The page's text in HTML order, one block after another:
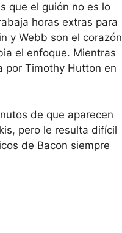
que el guión no es lo
horas extras para
y Webb son el corazón
el enfoque. Mientras
por Timothy Hutton en
de que aparecen
pero le resulta difícil
de Bacon siempre